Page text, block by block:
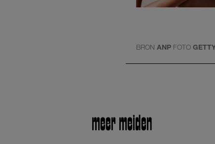
BRON ANP FOTO
meer meiden